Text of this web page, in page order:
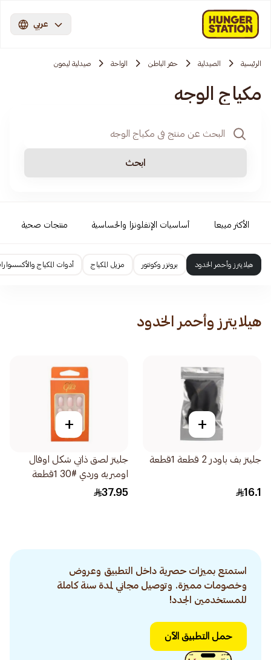
عربي
الرئيسية الصيدلية حفر الباطن الواحة صيدلية ليمون
مكياج الوجه
ابحث
الأكثر مبيعا أساسيات الإنفلونزا والحساسية منتجات صحية
هيلايترز وأحمر الخدود برونزر وكونتور مزيل المكياج أدوات المكياج
هيلايترز وأحمر الخدود
+
جليتز بف باودر 2 قطعة 1قطعة
16.1
+
جليتز لصق ذاتي شكل اوفال
اومبريه وردي #30 1قطعة
37.95
استمتع بميزات حصرية داخل التطبيق وعروض
وخصومات مميزة. وتوصيل مجاني لمدة سنة كاملة
للمستخدمين الجدد!
حمل التطبيق الآن